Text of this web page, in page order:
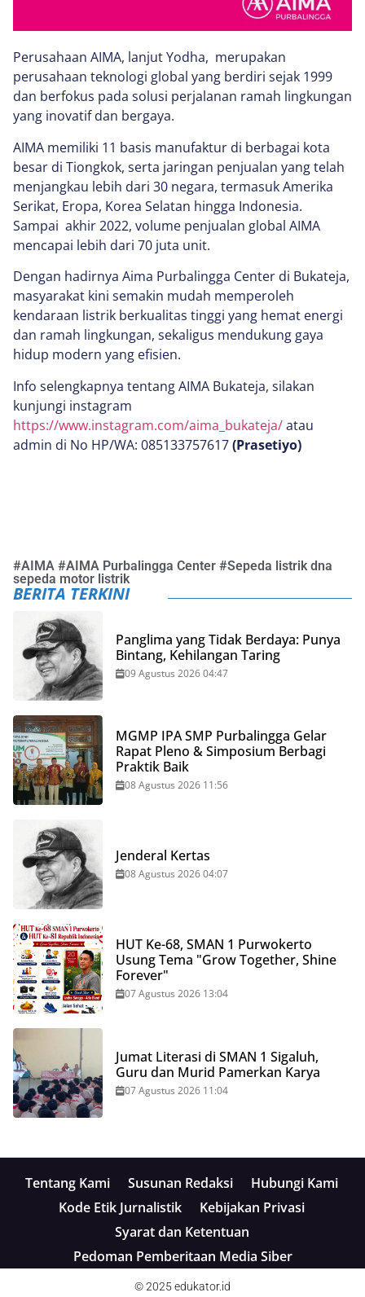
Perusahaan AIMA, lanjut Yodha, merupakan
perusahaan teknologi global yang berdiri sejak 1999
dan berfokus pada solusi perjalanan ramah lingkungan
yang inovatif dan bergaya.
AIMA memiliki 11 basis manufaktur di berbagai kota
besar di Tiongkok, serta jaringan penjualan yang telah
menjangkau lebih dari 30 negara, termasuk Amerika
Serikat, Eropa, Korea Selatan hingga Indonesia.
Sampai akhir 2022, volume penjualan global AIMA
mencapai lebih dari 70 juta unit.
Dengan hadirnya Aima Purbalingga Center di Bukateja,
masyarakat kini semakin mudah memperoleh
kendaraan listrik berkualitas tinggi yang hemat energi
dan ramah lingkungan, sekaligus mendukung gaya
hidup modern yang efisien.
Info selengkapnya tentang AIMA Bukateja, silakan
kunjungi instagram
https://www.instagram.com/aima_bukateja/atau
admin di No HP/WA: 085133757617(Prasetiyo)
#AIMA #AIMA Purbalingga Center #Sepeda listrik dna
sepeda motor listrik
BERITA TERKINI
Panglima yang Tidak Berdaya: Punya
Bintang, Kehilangan Taring
09 Agustus 2026 04:47
MGMP IPA SMP Purbalingga Gelar
Rapat Pleno & Simposium Berbagi
Praktik Baik
08 Agustus 2026 11:56
Jenderal Kertas
08 Agustus 2026 04:07
HUT Ke-68, SMAN 1 Purwokerto
Usung Tema "Grow Together, Shine
Forever"
07 Agustus 2026 13:04
Jumat Literasi di SMAN 1 Sigaluh,
Guru dan Murid Pamerkan Karya
07 Agustus 2026 11:04
Tentang Kami Susunan Redaksi
Hubungi Kami
Kode Etik Jurnalistik
Kebijakan Privasi
Syarat dan Ketentuan
Pedoman Pemberitaan Media Siber
© 2025 edukator.id